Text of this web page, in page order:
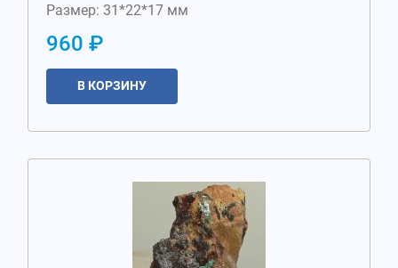
Размер: 31*22*17 мм
960 ₽
В КОРЗИНУ